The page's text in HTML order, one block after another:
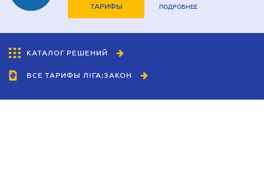
ТАРИФЫ ПОДРОБНЕЕ
КАТАЛОГ РЕШЕНИЙ
ВСЕ ТАРИФЫ ЛІГА:ЗАКОН